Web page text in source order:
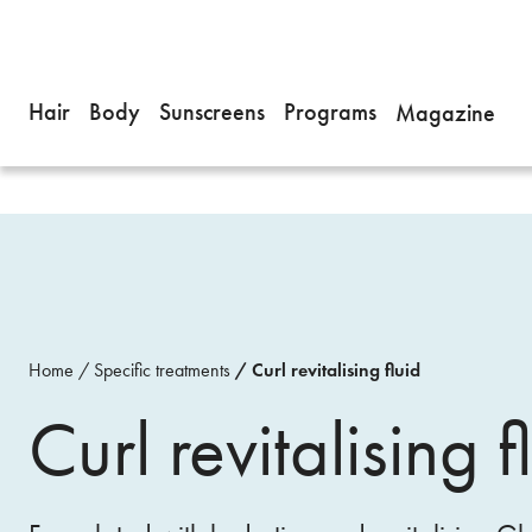
Hair Body Sunscreens Programs Magazine
Home Specific treatments Curl revitalising fluid
Curl revitalising